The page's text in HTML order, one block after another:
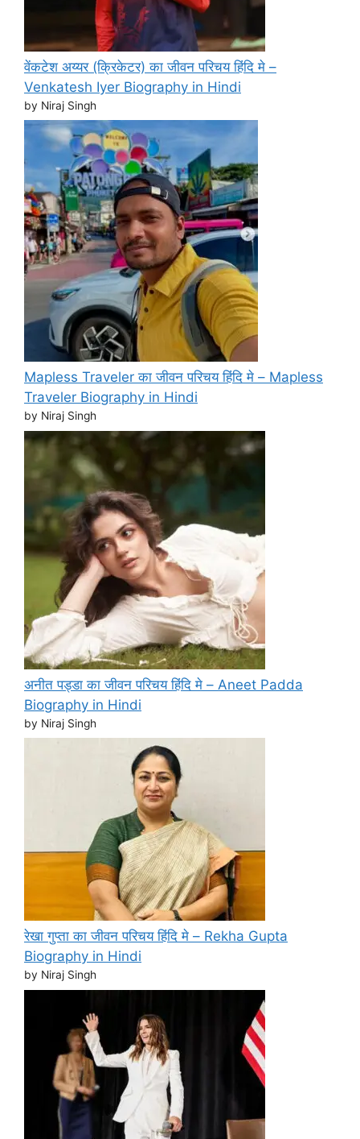
वेंकटेश अय्यर (क्रिकेटर) का जीवन परिचय हिंदि मे –
Venkatesh Iyer Biography in Hindi
by Niraj Singh
Mapless Traveler का जीवन परिचय हिंदि मे – Mapless
Traveler Biography in Hindi
by Niraj Singh
अनीत पड्डा का जीवन परिचय हिंदि मे – Aneet Padda
Biography in Hindi
by Niraj Singh
रेखा गुप्ता का जीवन परिचय हिंदि मे – Rekha Gupta
Biography in Hindi
by Niraj Singh